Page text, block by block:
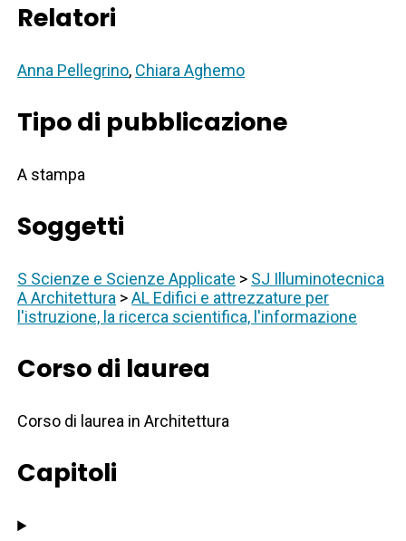
Relatori
Anna Pellegrino, Chiara Aghemo
Tipo di pubblicazione
A stampa
Soggetti
S Scienze e Scienze Applicate > SJ Illuminotecnica
A Architettura >AL Edifici e attrezzature per
l'istruzione, la ricerca scientifica, l'informazione
Corso di laurea
Corso di laurea in Architettura
Capitoli